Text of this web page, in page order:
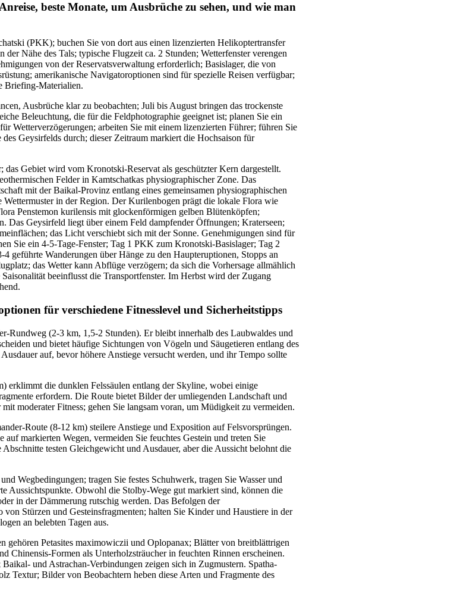
beste Monate, um Ausbrüche zu sehen, und wie man
(PKK); buchen Sie von dort aus einen lizenzierten Helikoptertransfer
Nähe des Tals; typische Flugzeit ca. 2 Stunden; Wetterfenster verengen
von der Reservatsverwaltung erforderlich; Basislager, die von
amerikanische Navigatoroptionen sind für spezielle Reisen verfügbar;
Briefing-Materialien.
Ausbrüche klar zu beobachten; Juli bis August bringen das trockenste
Beleuchtung, die für die Feldphotographie geeignet ist; planen Sie ein
Wetterverzögerungen; arbeiten Sie mit einem lizenzierten Führer; führen Sie
Geysirfelds durch; dieser Zeitraum markiert die Hochsaison für
Gebiet wird vom Kronotski-Reservat als geschützter Kern dargestellt.
Felder in Kamtschatkas physiographischer Zone. Das
mit der Baikal-Provinz entlang eines gemeinsamen physiographischen
in der Region. Der Kurilenbogen prägt die lokale Flora wie
Penstemon kurilensis mit glockenförmigen gelben Blütenköpfen;
Das Geysirfeld liegt über einem Feld dampfender Öffnungen; Kraterseen;
das Licht verschiebt sich mit der Sonne. Genehmigungen sind für
Sie ein 4-5-Tage-Fenster; Tag 1 PKK zum Kronotski-Basislager; Tag 2
geführte Wanderungen über Hänge zu den Haupteruptionen, Stopps an
das Wetter kann Abflüge verzögern; da sich die Vorhersage allmählich
beeinflusst die Transportfenster. Im Herbst wird der Zugang
für verschiedene Fitnesslevel und Sicherheitstipps
Rundweg (2-3 km, 1,5-2 Stunden). Er bleibt innerhalb des Laubwaldes und
und bietet häufige Sichtungen von Vögeln und Säugetieren entlang des
auf, bevor höhere Anstiege versucht werden, und ihr Tempo sollte
erklimmt die dunklen Felssäulen entlang der Skyline, wobei einige
erfordern. Die Route bietet Bilder der umliegenden Landschaft und
moderater Fitness; gehen Sie langsam voran, um Müdigkeit zu vermeiden.
Route (8-12 km) steilere Anstiege und Exposition auf Felsvorsprüngen.
markierten Wegen, vermeiden Sie feuchtes Gestein und treten Sie
testen Gleichgewicht und Ausdauer, aber die Aussicht belohnt die
Wegbedingungen; tragen Sie festes Schuhwerk, tragen Sie Wasser und
Aussichtspunkte. Obwohl die Stolby-Wege gut markiert sind, können die
in der Dämmerung rutschig werden. Das Befolgen der
Stürzen und Gesteinsfragmenten; halten Sie Kinder und Haustiere in der
an belebten Tagen aus.
gehören Petasites maximowiczii und Oplopanax; Blätter von breitblättrigen
Chinensis-Formen als Unterholzsträucher in feuchten Rinnen erscheinen.
und Astrachan-Verbindungen zeigen sich in Zugmustern. Spatha-
Textur; Bilder von Beobachtern heben diese Arten und Fragmente des